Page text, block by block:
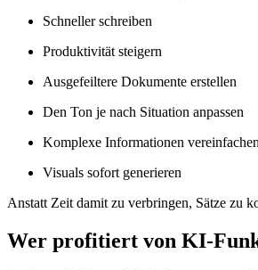
Schneller schreiben
Produktivität steigern
Ausgefeiltere Dokumente erstellen
Den Ton je nach Situation anpassen
Komplexe Informationen vereinfachen
Visuals sofort generieren
Anstatt Zeit damit zu verbringen, Sätze zu
Wer profitiert von KI-